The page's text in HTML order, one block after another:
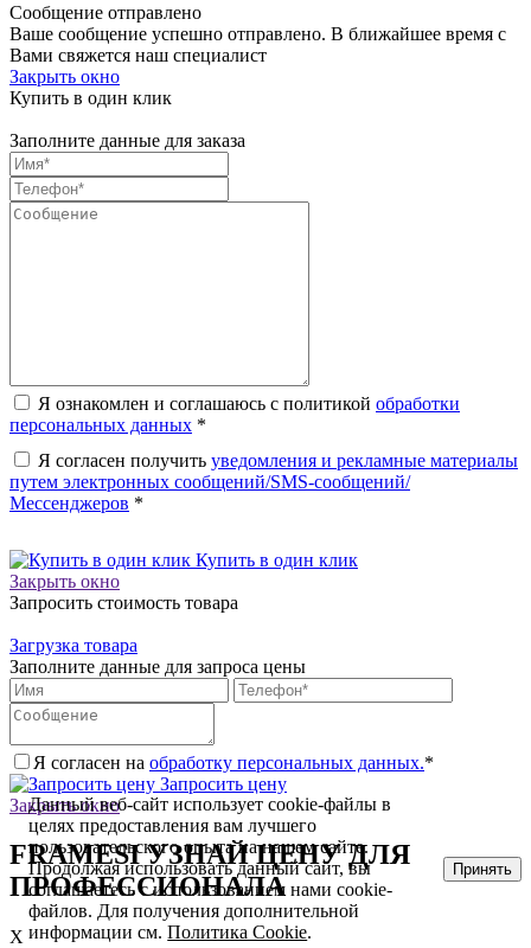
Сообщение отправлено
Ваше сообщение успешно отправлено. В ближайшее время с
Вами свяжется наш специалист
Закрыть окно
Купить в один клик
Заполните данные для заказа
Я ознакомлен и соглашаюсь с политикой обработки
персональных данных *
Я согласен получить уведомления и рекламные материалы
путем электронных сообщений/SMS-сообщений/
Мессенджеров *
Купить в один клик
Закрыть окно
Запросить стоимость товара
Загрузка товара
Заполните данные для запроса цены
Я согласен на обработку персональных данных.*
Запросить цену
Закрыть окно
FRAMESI УЗНАЙ ЦЕНУ ДЛЯ
ПРОФЕССИОНАЛА
X
Данный веб-сайт использует cookie-файлы в
целях предоставления вам лучшего
пользовательского опыта на нашем сайте.
Продолжая использовать данный сайт, вы
соглашаетесь с использованием нами cookie-
файлов. Для получения дополнительной
информации см.Политика Cookie.
Принять